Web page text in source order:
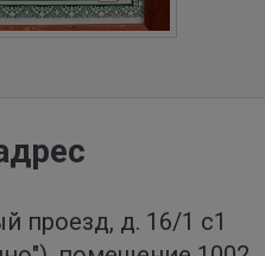
проезд, д. 16/1 с1